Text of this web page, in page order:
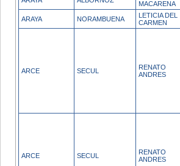
MACARENA
ARAYA NORAMBUENA
LETICIA DEL
CARMEN
ARCE SECUL
RENATO
ANDRES
ARCE SECUL
RENATO
ANDRES